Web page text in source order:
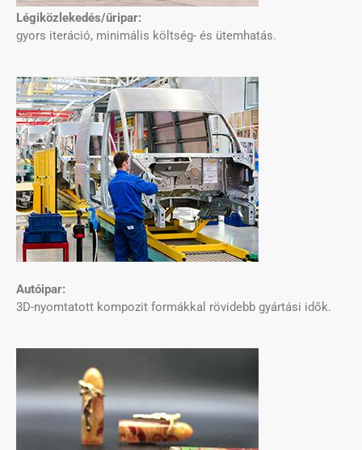
Légiközlekedés/űripar:
gyors iteráció, minimális költség- és ütemhatás.
Autóipar:
3D-nyomtatott kompozit formákkal rövidebb gyártási idők.